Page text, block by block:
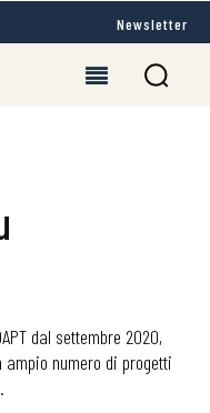
Newsletter
dal settembre 2020,
ampio numero di progetti